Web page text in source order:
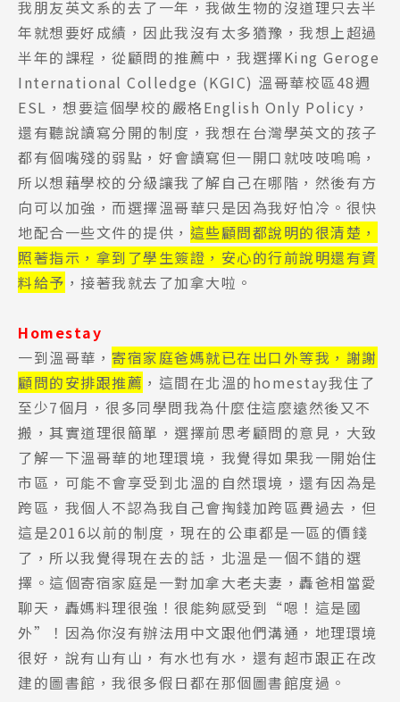
我朋友英文系的去了一年，我做生物的沒道理只去半
年就想要好成績，因此我沒有太多猶豫，我想上超過
半年的課程，從顧問的推薦中，我選擇King Geroge
International Colledge (KGIC) 溫哥華校區48週
ESL，想要這個學校的嚴格English Only Policy，
還有聽說讀寫分開的制度，我想在台灣學英文的孩子
都有個嘴殘的弱點，好會讀寫但一開口就吱吱嗚嗚，
所以想藉學校的分級讓我了解自己在哪階，然後有方
向可以加強，而選擇溫哥華只是因為我好怕冷。很快
地配合一些文件的提供， 這些顧問都說明的很清楚，
照著指示，拿到了學生簽證，安心的行前說明還有資
料給予 ，接著我就去了加拿大啦。
Homestay
一到溫哥華， 寄宿家庭爸媽就已在出口外等我，謝謝
顧問的安排跟推薦 ，這間在北溫的homestay我住了
至少7個月，很多同學問我為什麼住這麼遠然後又不
搬，其實道理很簡單，選擇前思考顧問的意見，大致
了解一下溫哥華的地理環境，我覺得如果我一開始住
市區，可能不會享受到北溫的自然環境，還有因為是
跨區，我個人不認為我自己會掏錢加跨區費過去，但
這是2016以前的制度，現在的公車都是一區的價錢
了，所以我覺得現在去的話，北溫是一個不錯的選
擇。這個寄宿家庭是一對加拿大老夫妻，轟爸相當愛
聊天，轟媽料理很強！很能夠感受到“嗯！這是國
外”！因為你沒有辦法用中文跟他們溝通，地理環境
很好，說有山有山，有水也有水，還有超市跟正在改
建的圖書館，我很多假日都在那個圖書館度過。